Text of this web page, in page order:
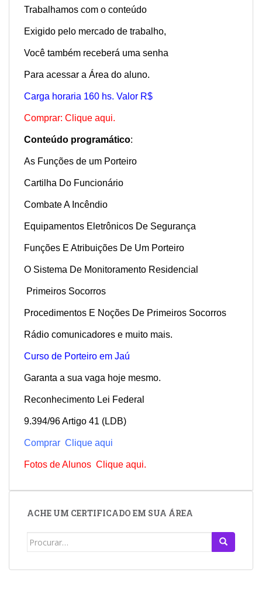
Trabalhamos com o conteúdo
Exigido pelo mercado de trabalho,
Você também receberá uma senha
Para acessar a Área do aluno.
Carga horaria 160 hs. Valor R$
Comprar: Clique aqui.
Conteúdo programático:
As Funções de um Porteiro
Cartilha Do Funcionário
Combate A Incêndio
Equipamentos Eletrônicos De Segurança
Funções E Atribuições De Um Porteiro
O Sistema De Monitoramento Residencial
Primeiros Socorros
Procedimentos E Noções De Primeiros Socorros
Rádio comunicadores e muito mais.
Curso de Porteiro em Jaú
Garanta a sua vaga hoje mesmo.
Reconhecimento Lei Federal
9.394/96 Artigo 41 (LDB)
Comprar Clique aqui
Fotos de Alunos Clique aqui.
ACHE UM CERTIFICADO EM SUA ÁREA
Search